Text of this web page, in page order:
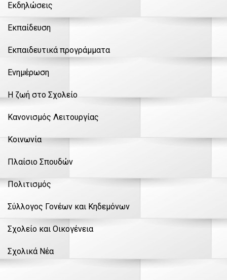
Εκδηλώσεις
Εκπαίδευση
Εκπαιδευτικά προγράμματα
Ενημέρωση
Η ζωή στο Σχολείο
Κανονισμός Λειτουργίας
Κοινωνία
Πλαίσιο Σπουδών
Πολιτισμός
Σύλλογος Γονέων και Κηδεμόνων
Σχολείο και Οικογένεια
Σχολικά Νέα